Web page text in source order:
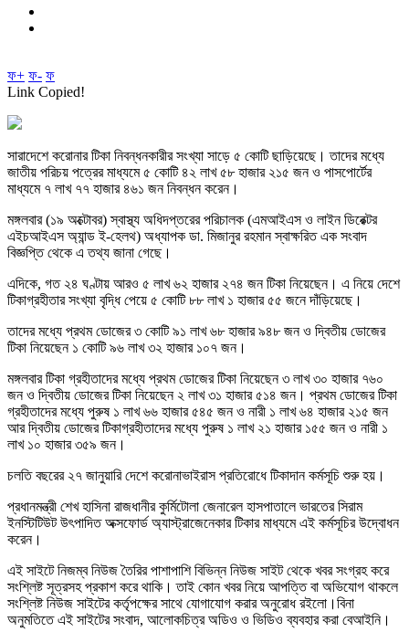
ফ+ ফ- ফ
Link Copied!
সারাদেশে করোনার টিকা নিবন্ধনকারীর সংখ্যা সাড়ে ৫ কোটি ছাড়িয়েছে। তাদের মধ্যে
জাতীয় পরিচয় পত্রের মাধ্যমে ৫ কোটি ৪২ লাখ ৫৮ হাজার ২১৫ জন ও পাসপোর্টের
মাধ্যমে ৭ লাখ ৭৭ হাজার ৪৬১ জন নিবন্ধন করেন।
মঙ্গলবার (১৯ অক্টোবর) স্বাস্থ্য অধিদপ্তরের পরিচালক (এমআইএস ও লাইন ডিরেক্টর
এইচআইএস অ্যান্ড ই-হেলথ) অধ্যাপক ডা. মিজানুর রহমান স্বাক্ষরিত এক সংবাদ
বিজ্ঞপ্তি থেকে এ তথ্য জানা গেছে।
এদিকে, গত ২৪ ঘণ্টায় আরও ৫ লাখ ৬২ হাজার ২৭৪ জন টিকা নিয়েছেন। এ নিয়ে দেশে
টিকাগ্রহীতার সংখ্যা বৃদ্ধি পেয়ে ৫ কোটি ৮৮ লাখ ১ হাজার ৫৫ জনে দাঁড়িয়েছে।
তাদের মধ্যে প্রথম ডোজের ৩ কোটি ৯১ লাখ ৬৮ হাজার ৯৪৮ জন ও দ্বিতীয় ডোজের
টিকা নিয়েছেন ১ কোটি ৯৬ লাখ ৩২ হাজার ১০৭ জন।
মঙ্গলবার টিকা গ্রহীতাদের মধ্যে প্রথম ডোজের টিকা নিয়েছেন ৩ লাখ ৩০ হাজার ৭৬০
জন ও দ্বিতীয় ডোজের টিকা নিয়েছেন ২ লাখ ৩১ হাজার ৫১৪ জন। প্রথম ডোজের টিকা
গ্রহীতাদের মধ্যে পুরুষ ১ লাখ ৬৬ হাজার ৫৪৫ জন ও নারী ১ লাখ ৬৪ হাজার ২১৫ জন
আর দ্বিতীয় ডোজের টিকাগ্রহীতাদের মধ্যে পুরুষ ১ লাখ ২১ হাজার ১৫৫ জন ও নারী ১
লাখ ১০ হাজার ৩৫৯ জন।
চলতি বছরের ২৭ জানুয়ারি দেশে করোনাভাইরাস প্রতিরোধে টিকাদান কর্মসূচি শুরু হয়।
প্রধানমন্ত্রী শেখ হাসিনা রাজধানীর কুর্মিটোলা জেনারেল হাসপাতালে ভারতের সিরাম
ইনস্টিটিউট উৎপাদিত অক্সফোর্ড অ্যাস্ট্রাজেনেকার টিকার মাধ্যমে এই কর্মসূচির উদ্বোধন
করেন।
এই সাইটে নিজম্ব নিউজ তৈরির পাশাপাশি বিভিন্ন নিউজ সাইট থেকে খবর সংগ্রহ করে
সংশ্লিষ্ট সূত্রসহ প্রকাশ করে থাকি। তাই কোন খবর নিয়ে আপত্তি বা অভিযোগ থাকলে
সংশ্লিষ্ট নিউজ সাইটের কর্তৃপক্ষের সাথে যোগাযোগ করার অনুরোধ রইলো।বিনা
অনুমতিতে এই সাইটের সংবাদ, আলোকচিত্র অডিও ও ভিডিও ব্যবহার করা বেআইনি।